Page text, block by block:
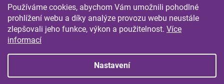
Používáme cookies, abychom Vám umožnili pohodlné
prohlížení webu a díky analýze provozu webu neustále
zlepšovali jeho funkce, výkon a použitelnost. Více
informací
Nastavení
Shoptet.cz Comgate.cz